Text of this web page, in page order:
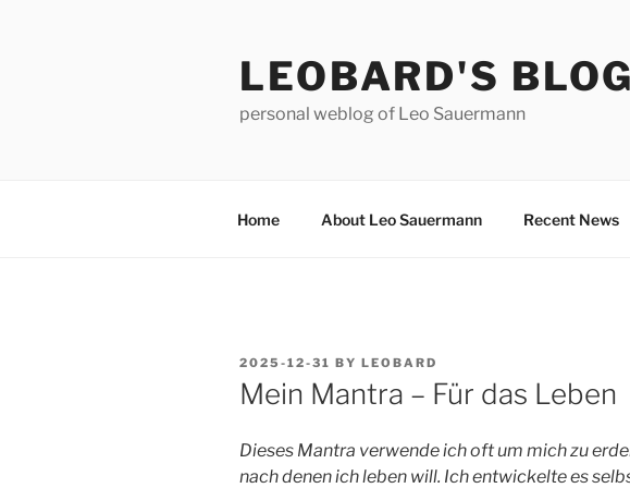
LEOBARD'S BLOG
personal weblog of Leo Sauermann
Home About Leo Sauermann Recent News
POSTED
ON
2025-12-31 BY LEOBARD
Mein Mantra – Für das Leben
Dieses Mantra verwende ich oft um mich zu
nach denen ich leben will. Ich entwickelte es